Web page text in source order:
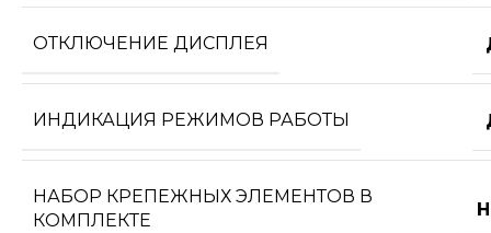
ОТКЛЮЧЕНИЕ ДИСПЛЕЯ
ИНДИКАЦИЯ РЕЖИМОВ РАБОТЫ
НАБОР КРЕПЕЖНЫХ ЭЛЕМЕНТОВ В
КОМПЛЕКТЕ